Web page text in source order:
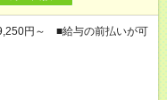
円～ ■給与の前払いが可